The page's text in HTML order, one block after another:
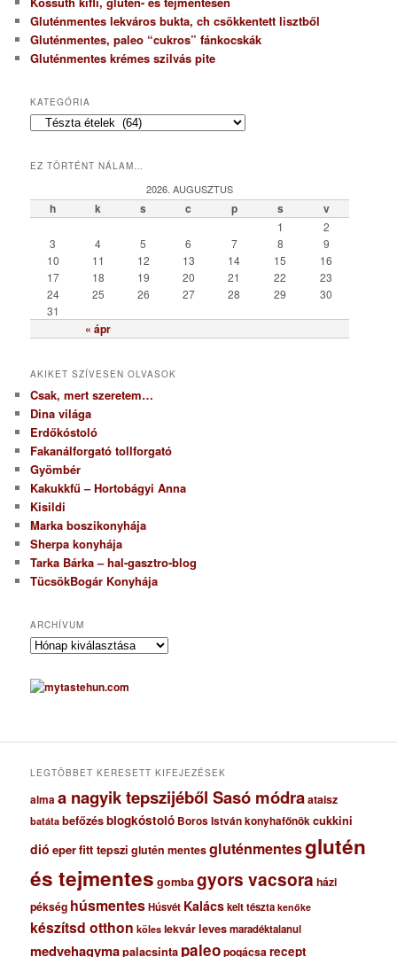
Gluténmentes lekváros bukta, ch csökkentett lisztből
Gluténmentes, paleo “cukros” fánkocskák
Gluténmentes krémes szilvás pite
KATEGÓRIA
e
r
EZ TÖRTÉNT NÁLAM…
2026. AUGUSZTUS
h k s c p s v
« ápr
1
2
3
4 5 6 7 8
9
10
11 12 13 14 15
16
17
18 19 20 21 22
23
24
25 26 27 28 29
30
31
AKIKET SZÍVESEN OLVASOK
Csak, mert szeretem…
Dina világa
Erdőkóstoló
Fakanálforgató tollforgató
Gyömbér
Kakukkfű – Hortobágyi Anna
Kisildi
Marka boszikonyhája
Sherpa konyhája
Tarka Bárka – hal-gasztro-blog
TücsökBogár Konyhája
ARCHÍVUM
A
c
h
u
LEGTÖBBET KERESETT KIFEJEZÉSEK
almaa nagyik tepszijéből Sasó módraataisz
batáta befőzésblogkóstoló Boros István konyhafőnökcukkini
dió eperfitt tepszi glutén mentesgluténmentesglutén
és tejmentes gombagyors vacsora házi
pékség húsmentesHúsvét Kalácskelt tészta kenőke
készítsd otthon köles lekvárlevesmaradéktalanul
medvehagymapalacsinta paleopogácsarecept